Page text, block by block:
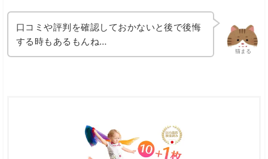
猫まる
口コミや評判を確認しておかないと後で後悔
する時もあるもんね…